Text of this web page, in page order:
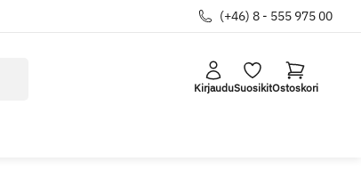
(+46) 8 - 555 975 00
KirjauduSuosikitOstoskori